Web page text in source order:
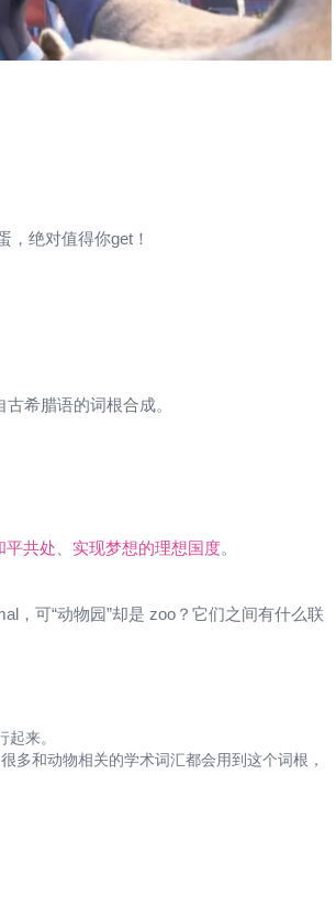
，绝对值得你get！
希腊语的词根合成。
平共处、实现梦想的理想国度。
，可“动物园”却是 zoo？它们之间有什么联
来。
多和动物相关的学术词汇都会用到这个词根，